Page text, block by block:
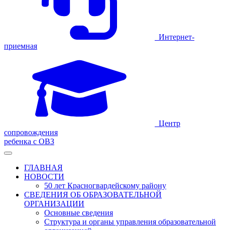
Интернет-
приемная
Центр
сопровождения
ребенка с ОВЗ
ГЛАВНАЯ
НОВОСТИ
50 лет Красногвардейскому району
СВЕДЕНИЯ ОБ ОБРАЗОВАТЕЛЬНОЙ
ОРГАНИЗАЦИИ
Основные сведения
Структура и органы управления образовательной